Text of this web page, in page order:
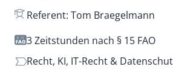
Referent: Tom Braegelmann
3 Zeitstunden nach § 15 FAO
Recht, KI, IT-Recht &